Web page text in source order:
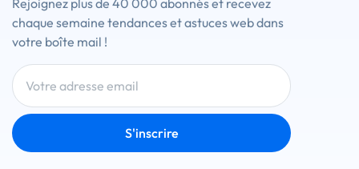
Rejoignez plus de 40 000 abonnés et recevez
chaque semaine tendances et astuces web dans
votre boîte mail !
S'inscrire